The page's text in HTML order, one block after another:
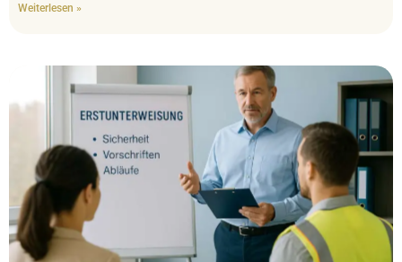
Weiterlesen »